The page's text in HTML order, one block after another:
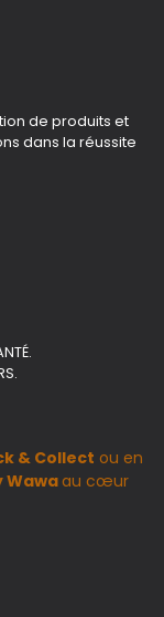
de produits et
dans la réussite
& Collect ou en
Wawaau cœur